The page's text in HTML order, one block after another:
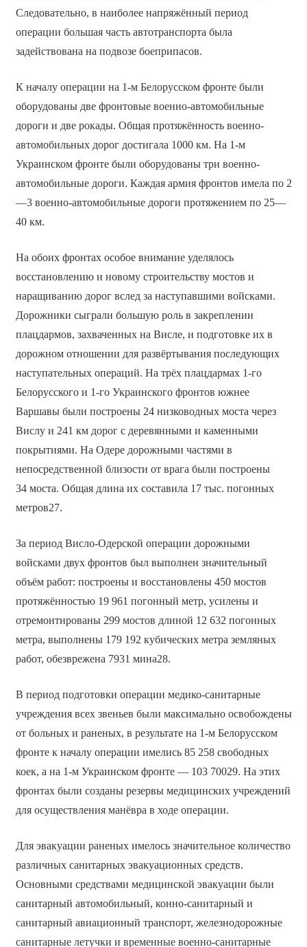
Следовательно, в наиболее напряжённый период
операции большая часть автотранспорта была
задействована на подвозе боеприпасов.
К началу операции на 1-м Белорусском фронте были
оборудованы две фронтовые военно-автомобильные
дороги и две рокады. Общая протяжённость военно-
автомобильных дорог достигала 1000 км. На 1-м
Украинском фронте были оборудованы три военно-
автомобильные дороги. Каждая армия фронтов имела по 2
—3 военно-автомобильные дороги протяжением по 25—
40 км.
На обоих фронтах особое внимание уделялось
восстановлению и новому строительству мостов и
наращиванию дорог вслед за наступавшими войсками.
Дорожники сыграли большую роль в закреплении
плацдармов, захваченных на Висле, и подготовке их в
дорожном отношении для развёртывания последующих
наступательных операций. На трёх плацдармах 1-го
Белорусского и 1-го Украинского фронтов южнее
Варшавы были построены 24 низководных моста через
Вислу и 241 км дорог с деревянными и каменными
покрытиями. На Одере дорожными частями в
непосредственной близости от врага были построены
34 моста. Общая длина их составила 17 тыс. погонных
метров27.
За период Висло-Одерской операции дорожными
войсками двух фронтов был выполнен значительный
объём работ: построены и восстановлены 450 мостов
протяжённостью 19 961 погонный метр, усилены и
отремонтированы 299 мостов длиной 12 632 погонных
метра, выполнены 179 192 кубических метра земляных
работ, обезврежена 7931 мина28.
В период подготовки операции медико-санитарные
учреждения всех звеньев были максимально освобождены
от больных и раненых, в результате на 1-м Белорусском
фронте к началу операции имелись 85 258 свободных
коек, а на 1-м Украинском фронте — 103 70029. На этих
фронтах были созданы резервы медицинских учреждений
для осуществления манёвра в ходе операции.
Для эвакуации раненых имелось значительное количество
различных санитарных эвакуационных средств.
Основными средствами медицинской эвакуации были
санитарный автомобильный, конно-санитарный и
санитарный авиационный транспорт, железнодорожные
санитарные летучки и временные военно-санитарные